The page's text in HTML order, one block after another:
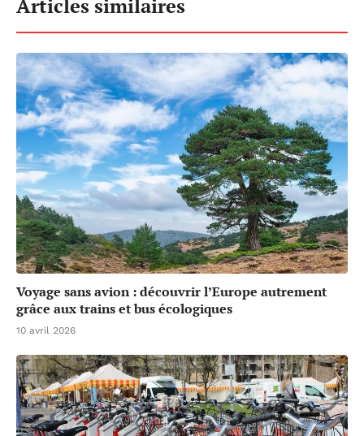
Articles similaires
Voyage sans avion : découvrir l’Europe autrement
grâce aux trains et bus écologiques
10 avril 2026